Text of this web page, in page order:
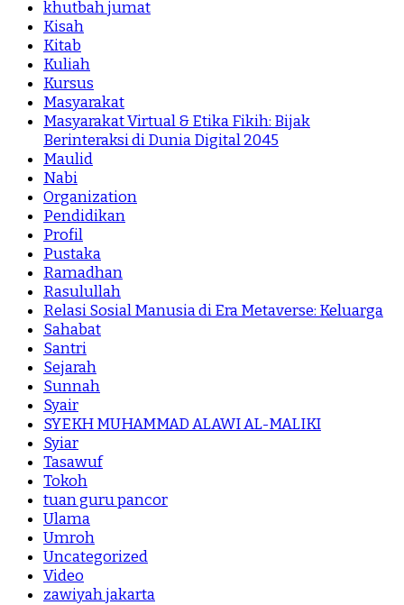
khutbah jumat
Kisah
Kitab
Kuliah
Kursus
Masyarakat
Masyarakat Virtual & Etika Fikih: Bijak
Berinteraksi di Dunia Digital 2045
Maulid
Nabi
Organization
Pendidikan
Profil
Pustaka
Ramadhan
Rasulullah
Relasi Sosial Manusia di Era Metaverse: Keluarga
Sahabat
Santri
Sejarah
Sunnah
Syair
SYEKH MUHAMMAD ALAWI AL-MALIKI
Syiar
Tasawuf
Tokoh
tuan guru pancor
Ulama
Umroh
Uncategorized
Video
zawiyah jakarta